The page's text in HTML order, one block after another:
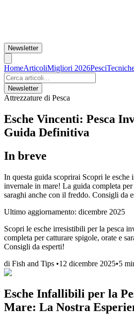
Newsletter
HomeArticoliMigliori 2026Pesci
Newsletter
Attrezzature di Pesca
Esche Vincenti: Pesca
Guida Definitiva
In breve
In questa guida scoprirai Scopri le esche
invernale in mare! La guida completa
saraghi anche con il freddo. Consigli da
Ultimo aggiornamento: dicembre 2025
Scopri le esche irresistibili per la pesca
completa per catturare spigole, orate e
Consigli da esperti!
di Fish and Tips •12 dicembre 2025•5
Esche Infallibili per la
Mare: La Nostra